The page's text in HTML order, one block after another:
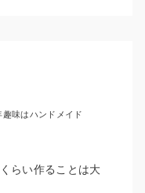
味はハンドメイド
らい作ることは大